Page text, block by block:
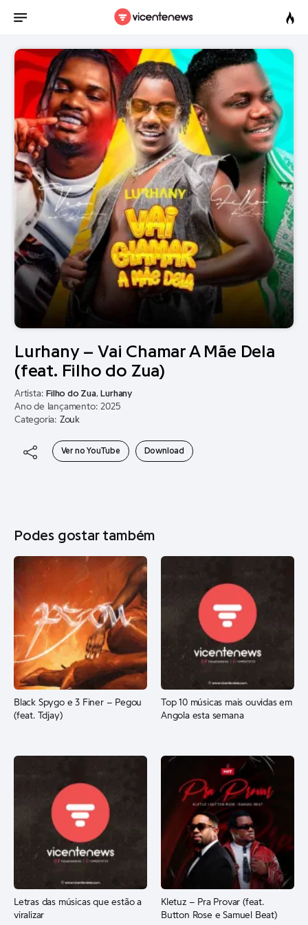
Lurhany – Vai Chamar A Mãe Dela
(feat. Filho do Zua)
Artista: Filho do Zua, Lurhany
Ano de lançamento: 2025
Categoria: Zouk
Ver no YouTube Download
Podes gostar também
Black Spygo e 3 Finer – Pegou
(feat. Tdjay)
Top 10 músicas mais ouvidas em
Angola esta semana
Letras das músicas que estão a
viralizar
Kletuz – Pra Provar (feat.
Button Rose e Samuel Beat)